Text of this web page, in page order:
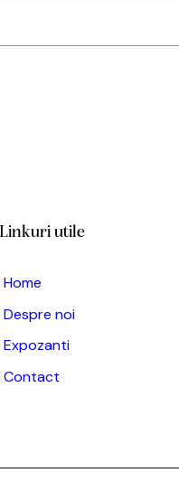
Linkuri utile
Home
Despre noi
Expozanti
Contact